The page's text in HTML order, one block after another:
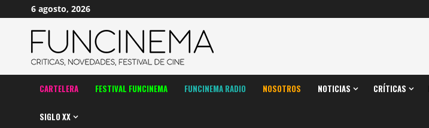
contenido
6 agosto, 2026
CARTELERA FESTIVAL FUNCINEMA FUNCINEMA RADIO NOSOTROS NOTICIAS CRÍTICAS
SIGLO XX